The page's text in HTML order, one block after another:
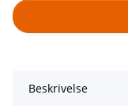
Beskrivelse